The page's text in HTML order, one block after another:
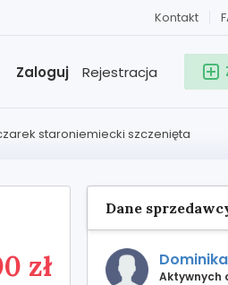
Kontakt
Rejestracja
Zaloguj
staroniemiecki szczenięta
zł
Dane
Dominika
Aktywnych